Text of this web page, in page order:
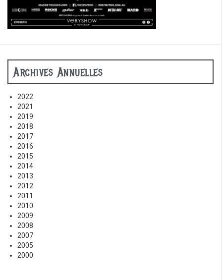
Archives Annuelles
2022
2021
2019
2018
2017
2016
2015
2014
2013
2012
2011
2010
2009
2008
2007
2005
2000